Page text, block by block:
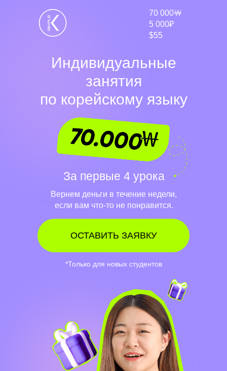
Индивидуальные
занятия
по корейскому языку
Вернем деньги в течение недели,
если вам что-то не понравится.
За первые 4 урока
ОСТАВИТЬ ЗАЯВКУ
*Только для новых студентов
70 000￦
5 000₽
$55
Бесплатная консультация с
топовым экспертом Korean Simple
Покажем, что изучение корейского
может быть простым и интересным